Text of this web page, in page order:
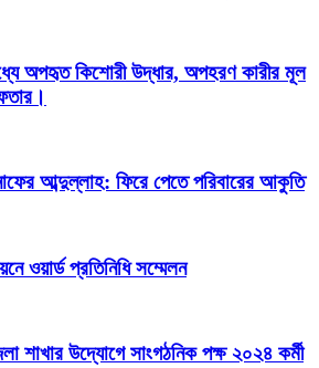
অপহৃত কিশোরী উদ্ধার, অপহরণ কারীর মূল
আব্দুল্লাহ: ফিরে পেতে পরিবারের আকুতি
ওয়ার্ড প্রতিনিধি সম্মেলন
শাখার উদ্যোগে সাংগঠনিক পক্ষ ২০২৪ কর্মী